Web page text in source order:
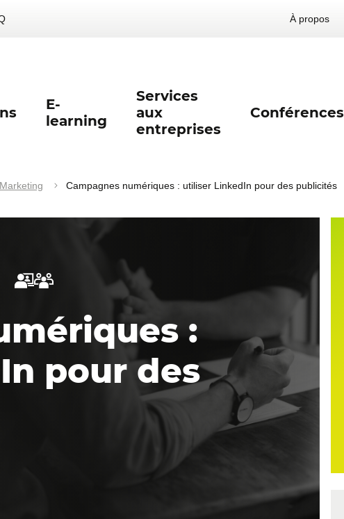
À propos
E-
learning
Services
aux
entreprises
Conférences
Marketing Campagnes numériques : utiliser LinkedIn pour des publicités
:
pour des